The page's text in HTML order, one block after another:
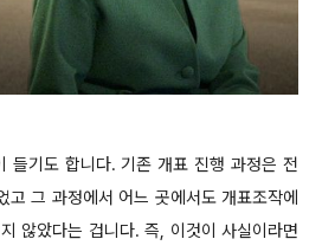
들기도 합니다. 기존 개표 진행 과정은 전
고 그 과정에서 어느 곳에서도 개표조작에
않았다는 겁니다. 즉, 이것이 사실이라면